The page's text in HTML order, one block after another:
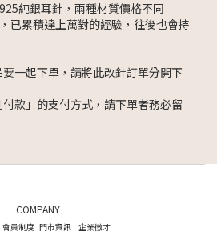
純銀耳針，兩種材質價格不同
已累積達上萬對的經驗，往後也會持
一起下單，請將此改針訂單分開下
款」的支付方式，請下單者務必留
COMPANY
會員制度 門市資訊 企業徵才